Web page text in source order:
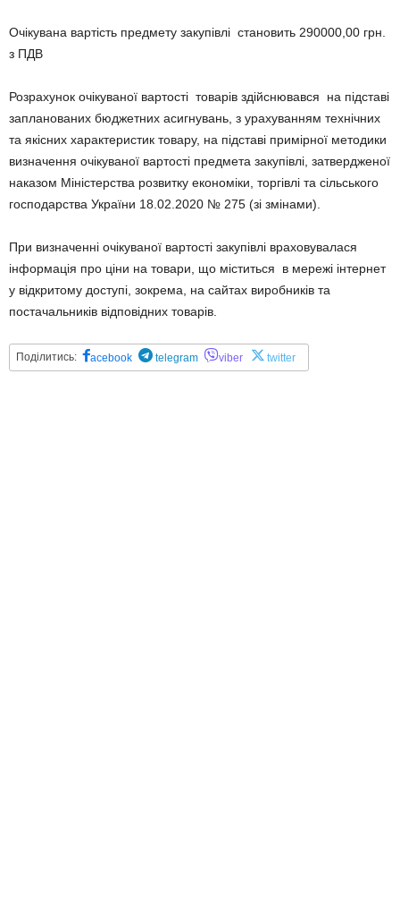
Очікувана вартість предмету закупівлі становить 290000,00 грн.
з ПДВ
Розрахунок очікуваної вартості товарів здійснювався на підставі
запланованих бюджетних асигнувань, з урахуванням технічних
та якісних характеристик товару, на підставі примірної методики
визначення очікуваної вартості предмета закупівлі, затвердженої
наказом Міністерства розвитку економіки, торгівлі та сільського
господарства України 18.02.2020 № 275 (зі змінами).
При визначенні очікуваної вартості закупівлі враховувалася
інформація про ціни на товари, що міститься в мережі інтернет
у відкритому доступі, зокрема, на сайтах виробників та
постачальників відповідних товарів.
Поділитись: acebook telegram viber twitter